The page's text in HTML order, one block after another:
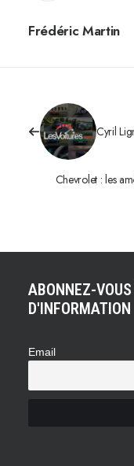
Frédéric Martin
Cyril
Chevrolet : les
ABONNEZ-
D'INFORMATION
Email